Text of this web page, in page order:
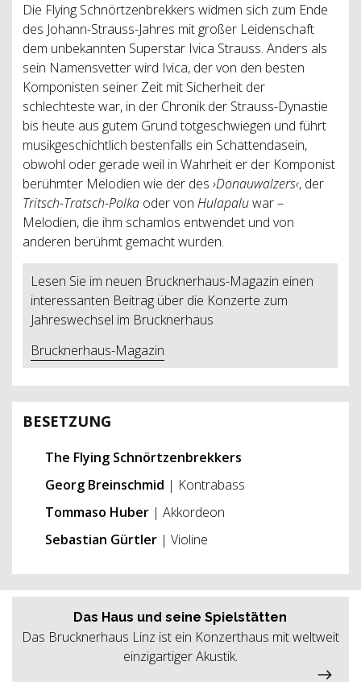
Die Flying Schnörtzenbrekkers widmen sich zum Ende
des Johann-Strauss-Jahres mit großer Leidenschaft
dem unbekannten Superstar Ivica Strauss. Anders als
sein Namensvetter wird Ivica, der von den besten
Komponisten seiner Zeit mit Sicherheit der
schlechteste war, in der Chronik der Strauss-Dynastie
bis heute aus gutem Grund totgeschwiegen und führt
musikgeschichtlich bestenfalls ein Schattendasein,
obwohl oder gerade weil in Wahrheit er der Komponist
berühmter Melodien wie der des ›Donauwalzers‹, der
Tritsch-Tratsch-Polka oder von Hulapaluwar –
Melodien, die ihm schamlos entwendet und von
anderen berühmt gemacht wurden.
Lesen Sie im neuen Brucknerhaus-Magazin einen
interessanten Beitrag über die Konzerte zum
Jahreswechsel im Brucknerhaus
Brucknerhaus-Magazin
BESETZUNG
The Flying Schnörtzenbrekkers
Georg Breinschmid | Kontrabass
Tommaso Huber | Akkordeon
Sebastian Gürtler | Violine
Das Haus und seine Spielstätten
Das Brucknerhaus Linz ist ein Konzerthaus mit weltweit
einzigartiger Akustik.